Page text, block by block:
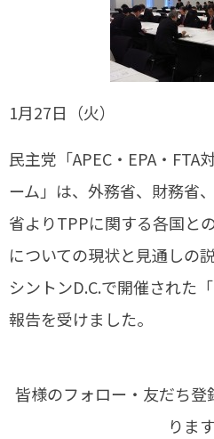
1月27日（火）
民主党「APEC・EPA・FTA
ーム」は、外務省、財務省
省よりTPPに関する各国と
についての現状と見通しの
シントンD.C.で開催された
報告を受けました。
皆様のフォロー・友だち登
ります